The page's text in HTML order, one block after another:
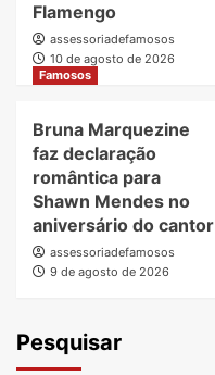
Flamengo
assessoriadefamosos
10 de agosto de 2026
Famosos
Bruna Marquezine
faz declaração
romântica para
Shawn Mendes no
aniversário do cantor
assessoriadefamosos
9 de agosto de 2026
Pesquisar